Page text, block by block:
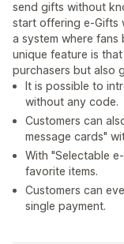
send gifts without
start offering e-Gifts
a system where fans
unique feature is
purchasers but also
It is possible to
without any code.
Customers can
message cards"
With "Selectable
favorite items.
Customers can
single payment.